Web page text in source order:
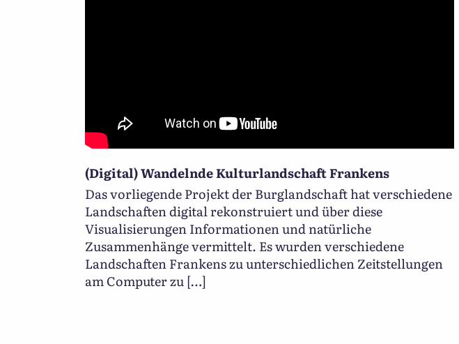
(Digital) Wandelnde Kulturlandschaft Frankens
Das vorliegende Projekt der Burglandschaft hat verschiedene
Landschaften digital rekonstruiert und über diese
Visualisierungen Informationen und natürliche
Zusammenhänge vermittelt. Es wurden verschiedene
Landschaften Frankens zu unterschiedlichen Zeitstellungen
am Computer zu […]